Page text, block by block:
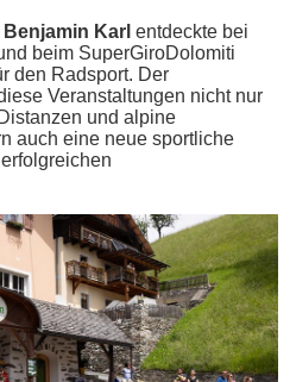
Benjamin Karl entdeckte bei
beim SuperGiroDolomiti
den Radsport. Der
Veranstaltungen nicht nur
und alpine
auch eine neue sportliche